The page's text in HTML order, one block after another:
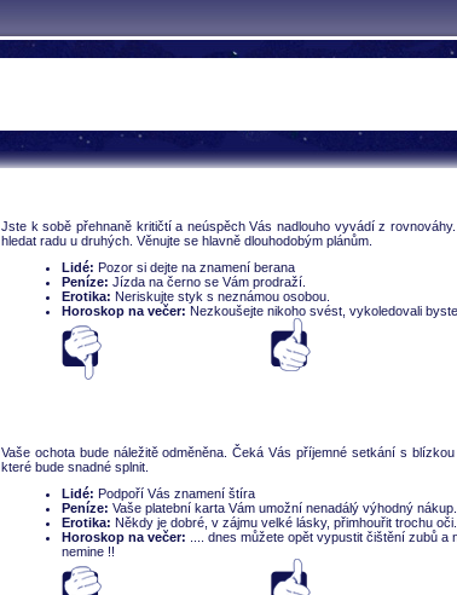
Jste k sobě přehnaně kritičtí a neúspěch Vás nadlouho vyvádí z
hledat radu u druhých. Věnujte se hlavně dlouhodobým plánům.
Lidé: Pozor si dejte na znamení berana
Peníze: Jízda na černo se Vám prodraží.
Erotika: Neriskujte styk s neznámou osobou.
Horoskop na večer: Nezkoušejte nikoho svést, vykoledovali
nesouhlasí
Souhlasí
Vaše ochota bude náležitě odměněna. Čeká Vás příjemné setkání s
které bude snadné splnit.
Lidé: Podpoří Vás znamení štíra
Peníze: Vaše platební karta Vám umožní nenadálý výhodný nákup.
Erotika: Někdy je dobré, v zájmu velké lásky, přimhouřit trochu oči.
Horoskop na večer: .... dnes můžete opět vypustit čištění zubů a
nemine !!
nesouhlasí
Souhlasí